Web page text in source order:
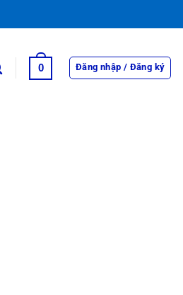
0 Đăng nhập / Đăng ký